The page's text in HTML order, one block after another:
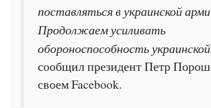
поставляться в украинской
Продолжаем усиливать
обороноспособность
сообщил президент Петр
своем Facebook.